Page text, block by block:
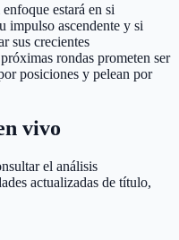
estará en si
impulso ascendente y si
sus crecientes
rondas prometen ser
posiciones y pelean por
vivo
el análisis
actualizadas de título,